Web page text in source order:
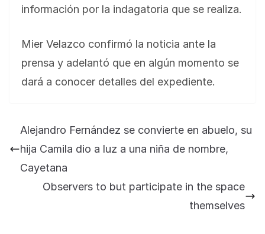
información por la indagatoria que se realiza.
Mier Velazco confirmó la noticia ante la
prensa y adelantó que en algún momento se
dará a conocer detalles del expediente.
Alejandro Fernández se convierte en abuelo, su
hija Camila dio a luz a una niña de nombre,
Cayetana
Observers to but participate in the space
themselves